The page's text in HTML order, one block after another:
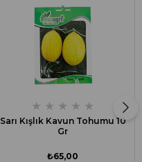
★ ★ ★ ★ ★
Sarı Kışlık Kavun Tohumu 10
Gr
₺65,00